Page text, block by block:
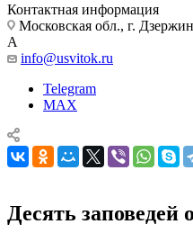
Контактная информация
Московская обл., г.
А
info@usvitok.ru
Telegram
MAX
Десять